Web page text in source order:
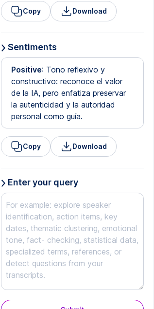
Copy Download
Sentiments
Positive: Tono reflexivo y
constructivo: reconoce el valor
de la IA, pero enfatiza preservar
la autenticidad y la autoridad
personal como guía.
Copy Download
Enter your query